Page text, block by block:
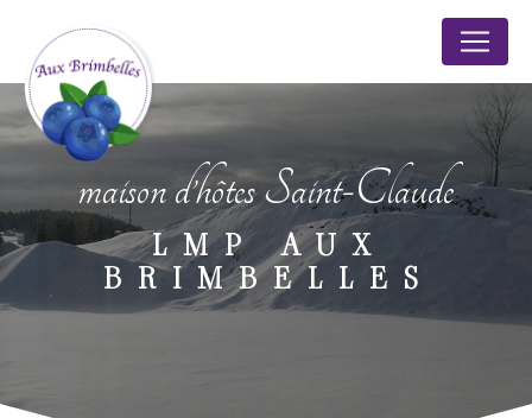
maison d’hôtes Saint-Claude
LMP AUX
BRIMBELLES